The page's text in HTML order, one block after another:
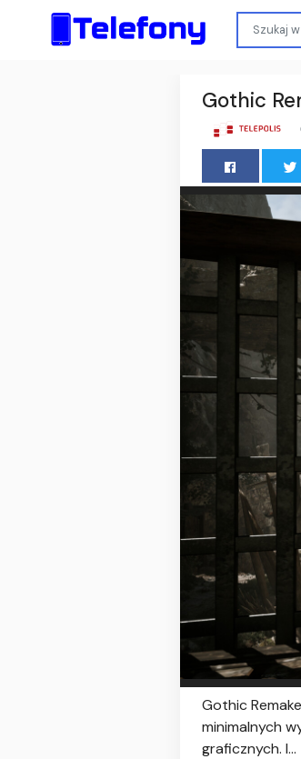
Gothic
Gothic
minimalnych
graficznych. I...